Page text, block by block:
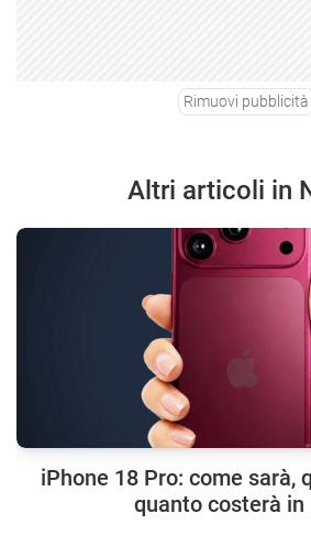
Rimuovi pubblicità
Altri articoli in
iPhone 18 Pro: come sarà,
quanto costerà in